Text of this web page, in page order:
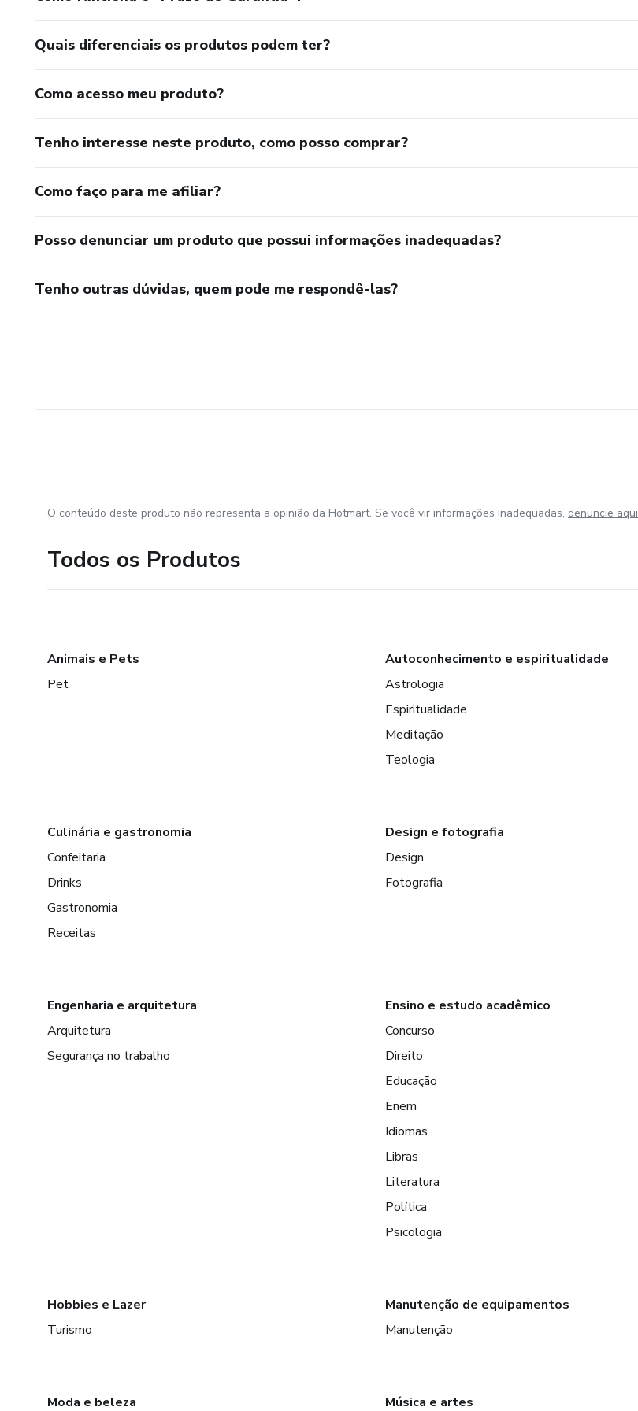
Quais diferenciais os produtos podem ter?
Como acesso meu produto?
Tenho interesse neste produto, como posso comprar?
Como faço para me afiliar?
Posso denunciar um produto que possui informações inadequadas?
Tenho outras dúvidas, quem pode me respondê-las?
O conteúdo deste produto não representa a opinião da Hotmart. Se você vir informações inadequadas, denuncie aqui
Todos os Produtos
Animais e Pets
Pet
Autoconhecimento e espiritualidade
Astrologia
Espiritualidade
Meditação
Teologia
Culinária e gastronomia
Confeitaria
Drinks
Gastronomia
Receitas
Design e fotografia
Design
Fotografia
Engenharia e arquitetura
Arquitetura
Segurança no trabalho
Ensino e estudo acadêmico
Concurso
Direito
Educação
Enem
Idiomas
Libras
Literatura
Política
Psicologia
Hobbies e Lazer
Turismo
Manutenção de equipamentos
Manutenção
Moda e beleza Música e artes